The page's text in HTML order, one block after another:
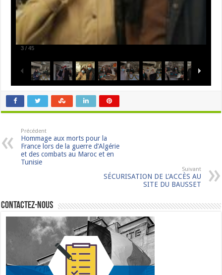
3 /45
Précédent
Hommage aux morts pour la
France lors de la guerre d’Algérie
et des combats au Maroc et en
Tunisie
Suivant
SÉCURISATION DE L’ACCÈS AU
SITE DU BAUSSET
Contactez-nous